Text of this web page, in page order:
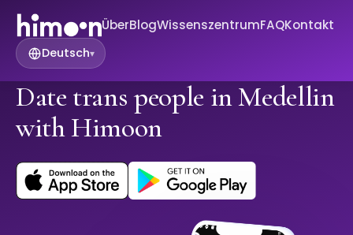
ÜberBlogWissenszentrumFAQKontakt
Deutsch▾
Date trans people in Medellin
with Himoon